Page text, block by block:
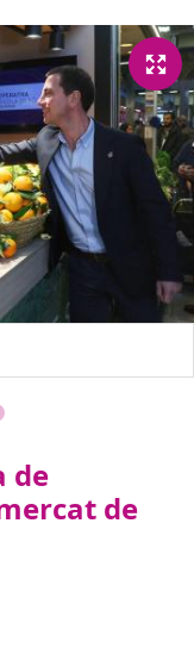
de
de